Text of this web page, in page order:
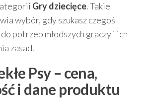
Gry dziecięce. Takie
wybór, gdy szukasz czegoś
potrzeb młodszych graczy i ich
zasad.
Psy – cena,
i dane produktu